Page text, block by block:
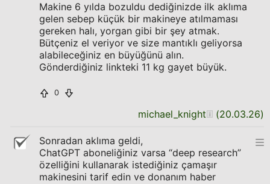
Makine 6 yılda bozuldu dediğinizde ilk aklıma
gelen sebep küçük bir makineye atılmaması
gereken halı, yorgan gibi bir şey atmak.
Bütçeniz el veriyor ve size mantıklı geliyorsa
alabileceğiniz en büyüğünü alın.
Gönderdiğiniz linkteki 11 kg gayet büyük.
0
michael_knight (20.03.26)
Sonradan aklıma geldi,
ChatGPT aboneliğiniz varsa “deep research”
özelliğini kullanarak istediğiniz çamaşır
makinesini tarif edin ve donanım haber